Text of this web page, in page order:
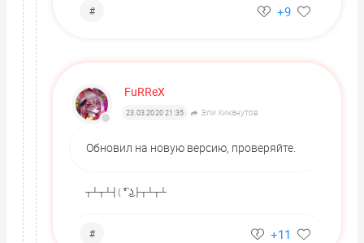
# +9
FuRReX
23.03.2020 21:35 Эли Хиканутов
Обновил на новую версию, проверяйте.
┬┴┬┴┤( ͡° ͜ʖ├┬┴┬┴
# +11